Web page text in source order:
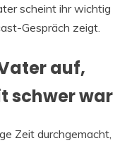
scheint ihr wichtig
Gespräch zeigt.
auf,
schwer war
Zeit durchgemacht,